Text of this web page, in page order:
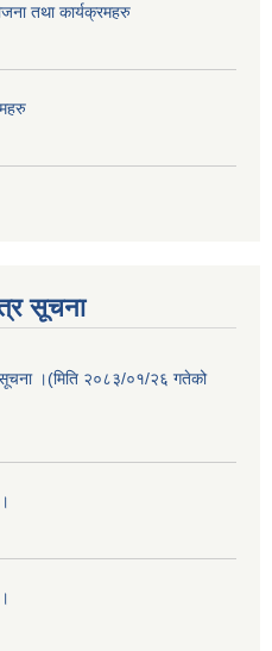
तथा कार्यक्रमहरु
सूचना
सूचना ।(मिति २०८३/०१/२६ गतेको